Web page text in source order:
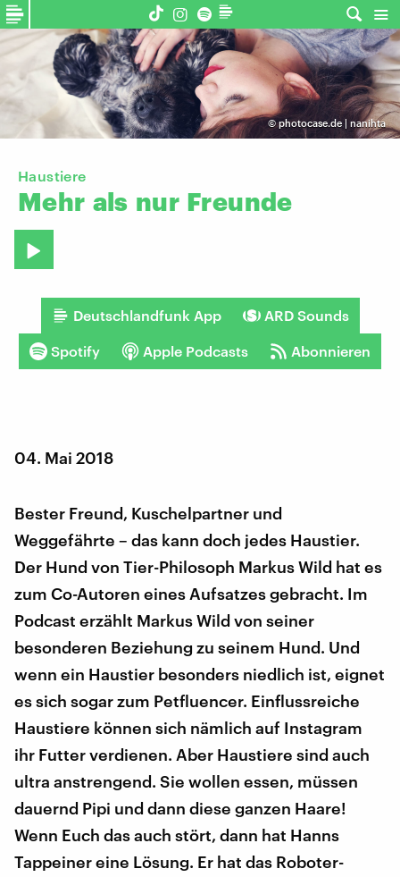
©photocase.de | nanihta
Haustiere
Mehr als nur Freunde
Deutschlandfunk App ARD Sounds
Spotify Apple Podcasts Abonnieren
04. Mai 2018
Bester Freund, Kuschelpartner und
Weggefährte – das kann doch jedes Haustier.
Der Hund von Tier-Philosoph Markus Wild hat es
zum Co-Autoren eines Aufsatzes gebracht. Im
Podcast erzählt Markus Wild von seiner
besonderen Beziehung zu seinem Hund. Und
wenn ein Haustier besonders niedlich ist, eignet
es sich sogar zum Petfluencer. Einflussreiche
Haustiere können sich nämlich auf Instagram
ihr Futter verdienen. Aber Haustiere sind auch
ultra anstrengend. Sie wollen essen, müssen
dauernd Pipi und dann diese ganzen Haare!
Wenn Euch das auch stört, dann hat Hanns
Tappeiner eine Lösung. Er hat das Roboter-